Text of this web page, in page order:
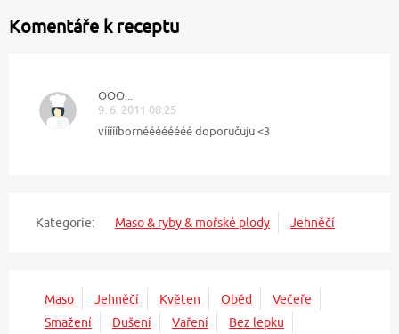
Komentáře k receptu
OOO...
9. 6. 2011 08:25
víííííbornéééééééé doporučuju <3
Kategorie: Maso & ryby & mořské plody Jehněčí
Maso Jehněčí Květen Oběd
Večeře
Smažení
Dušení Vaření
Bez lepku